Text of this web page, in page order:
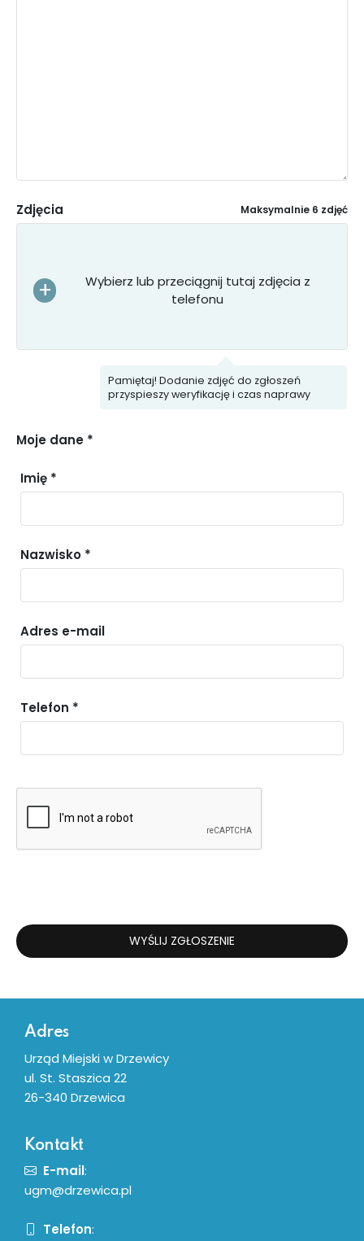
Zdjęcia Maksymalnie 6 zdjęć
Pamiętaj! Dodanie zdjęć do zgłoszeń
przyspieszy weryfikację i czas naprawy
Wybierz lub przeciągnij tutaj zdjęcia z
telefonu
Moje dane *
Imię *
Nazwisko *
Adres e-mail
Telefon *
WYŚLIJ ZGŁOSZENIE
Adres
Urząd Miejski w Drzewicy
ul. St. Staszica 22
26-340 Drzewica
Kontakt
E-mail:
ugm@drzewica.pl
Telefon: